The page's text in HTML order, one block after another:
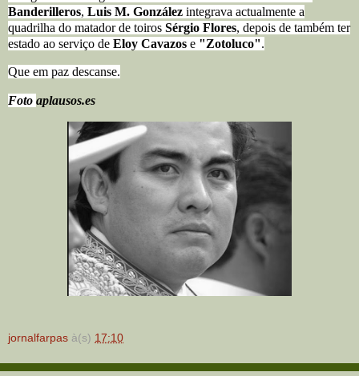
Banderilleros, Luis M. González integrava actualmente a
quadrilha do matador de toiros Sérgio Flores, depois de também ter
estado ao serviço de Eloy Cavazos e "Zotoluco".
Que em paz descanse.
Foto aplausos.es
jornalfarpas à(s) 17:10